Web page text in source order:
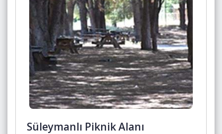
Süleymanlı Piknik Alanı